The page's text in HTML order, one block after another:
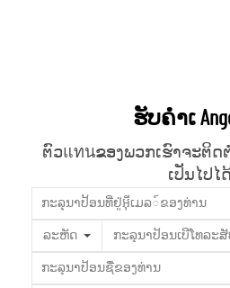
ຮັບຄຳເ
ຕົວแทนຂອງພວກເຮົາຈະຕິດ
ເປັນໄປໄ
ລະຫັດ